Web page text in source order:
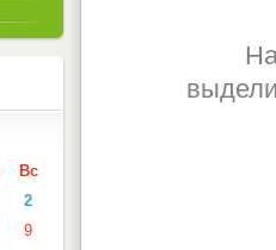
Вс
2
9